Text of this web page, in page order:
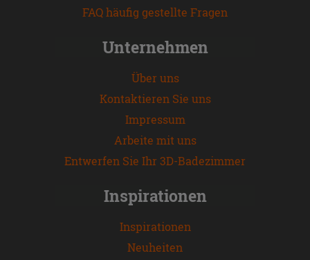
FAQ häufig gestellte Fragen
Unternehmen
Über uns
Kontaktieren Sie uns
Impressum
Arbeite mit uns
Entwerfen Sie Ihr 3D-Badezimmer
Inspirationen
Inspirationen
Neuheiten